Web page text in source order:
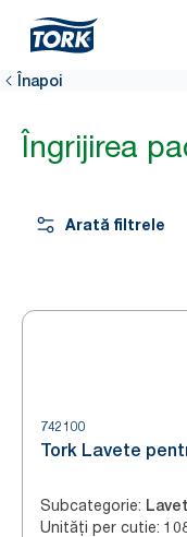
Înapoi
Îngrijirea
Arată filtrele
742100
Tork Lavete
Subcategorie:
Unități per cutie: